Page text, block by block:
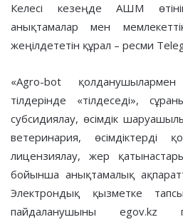
Келесі кезеңде АШМ
анықтамалар мен
жеңілдететін құрал – ресми
«Agro-bot
тілдерінде «тілдеседі»,
субсидиялау, өсімдік
ветеринария, өсімдіктерді
лицензиялау, жер
бойынша анықтамалық
Электрондық қызметке
пайдаланушыны egov.kz